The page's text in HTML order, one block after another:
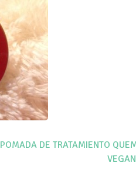
POMADA DE TRATAMIENTO